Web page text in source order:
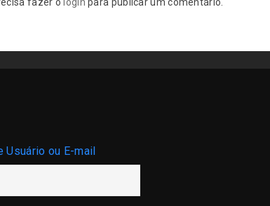
Usuário ou E-mail